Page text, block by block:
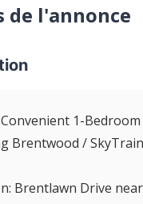
de l'annonce
1-
Brentwood /
Brentlawn Drive